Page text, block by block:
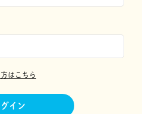
はこちら
グイン